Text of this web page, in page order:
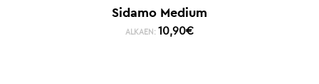
Sidamo Medium
ALKAEN: 10,90€